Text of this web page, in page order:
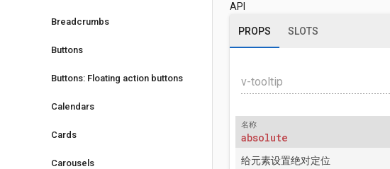
Breadcrumbs
Buttons
Buttons: Floating action buttons
Calendars
Cards
Carousels
API
PROPS SLOTS
v-tooltip
名称
absolute
给元素设置绝对定位